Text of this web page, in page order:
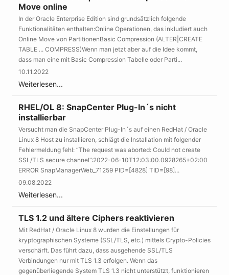
Move online
In der Oracle Enterprise Edition sind grundsätzlich folgende
Funktionalitäten enthalten:Online Operationen, das inkludiert auch
Online Move von PartitionenBasic Compression (ALTER|CREATE
TABLE ... COMPRESS)Wenn man jetzt aber auf die Idee kommt,
dass man eine mit Basic Compression Tabelle oder Parti...
10.11.2022
Weiterlesen...
RHEL/OL 8: SnapCenter Plug-In´s nicht
installierbar
Versucht man die SnapCenter Plug-In´s auf einen RedHat / Oracle
Linux 8 Host zu installieren, schlägt die Installation mit folgender
Fehlermeldung fehl: “The request was aborted: Could not create
SSL/TLS secure channel”:2022-06-10T12:03:00.0928265+02:00
ERROR SnapManagerWeb_71259 PID=[4828] TID=[98]...
09.08.2022
Weiterlesen...
TLS 1.2 und ältere Ciphers reaktivieren
Mit RedHat / Oracle Linux 8 wurden die Einstellungen für
kryptographischen Systeme (SSL/TLS, etc.) mittels Crypto-Policies
verschärft. Das führt dazu, dass ausgehende SSL/TLS
Verbindungen nur mit TLS 1.3 erfolgen. Wenn das
gegenüberliegende System TLS 1.3 nicht unterstützt, funktionieren